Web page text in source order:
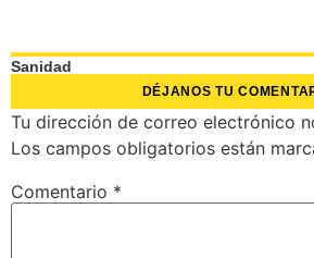
Sanidad
DÉJANOS TU
Tu dirección de correo electrónico
Los campos obligatorios están
Comentario *